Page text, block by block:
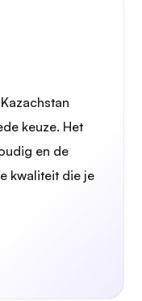
keuze. Het
en de
kwaliteit die je